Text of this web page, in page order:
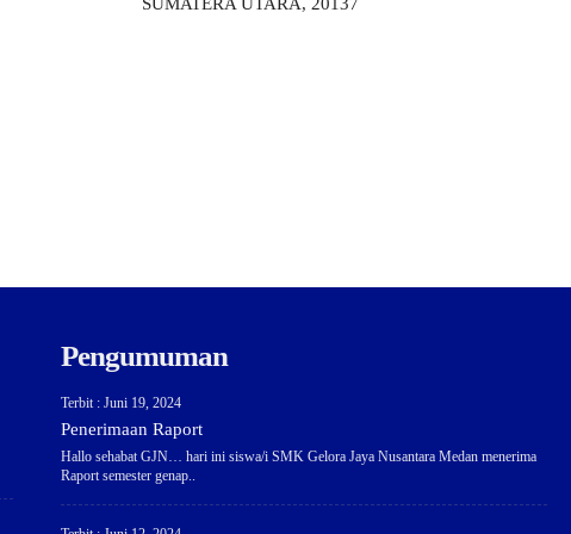
Pengumuman
Terbit : Juni 19, 2024
Penerimaan Raport
Hallo sehabat GJN… hari ini siswa/i SMK Gelora Jaya Nusantara Medan menerima
Raport semester genap..